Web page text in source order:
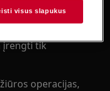
nepasiekiamoje
įrengti tik
operacijas,
visus slapukus